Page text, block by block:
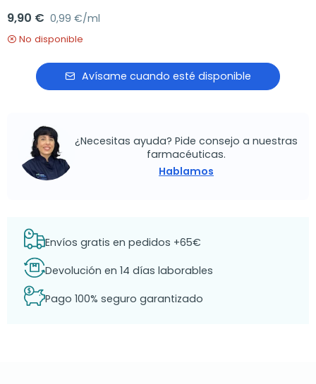
9,90 € 0,99 €/ml
No disponible
Avísame cuando esté disponible
¿Necesitas ayuda? Pide consejo a nuestras
farmacéuticas.
Hablamos
Envíos gratis en pedidos +65€
Devolución en 14 días laborables
Pago 100% seguro garantizado